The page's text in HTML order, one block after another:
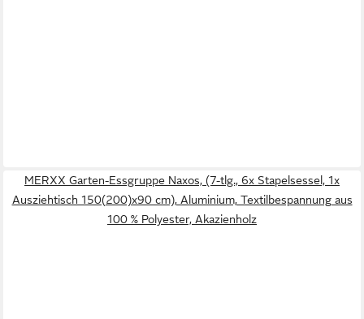
MERXX Garten-Essgruppe Naxos, (7-tlg., 6x Stapelsessel, 1x
Ausziehtisch 150(200)x90 cm), Aluminium, Textilbespannung aus
100 % Polyester, Akazienholz